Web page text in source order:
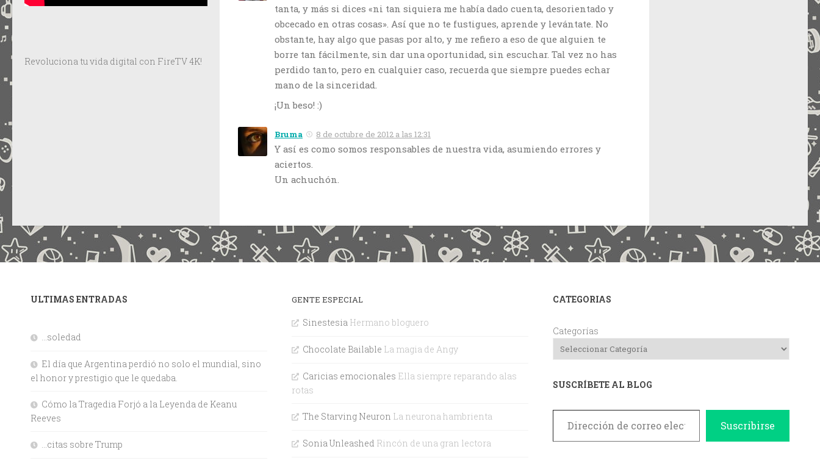
tanta, y más si dices «ni tan siquiera me había dado cuenta, desorientado y
obcecado en otras cosas». Así que no te fustigues, aprende y levántate. No
obstante, hay algo que pasas por alto, y me refiero a eso de que alguien te
borre tan fácilmente, sin dar una oportunidad, sin escuchar. Tal vez no has
perdido tanto, pero en cualquier caso, recuerda que siempre puedes echar
mano de la sinceridad.
¡Un beso! :)
Bruma 8 de octubre de 2012 a las 12:31
Y así es como somos responsables de nuestra vida, asumiendo errores y
aciertos.
Un achuchón.
Revoluciona tu vida digital con FireTV 4K!
ULTIMAS ENTRADAS
…soledad
El día que Argentina perdió no solo el mundial, sino
el honor y prestigio que le quedaba.
Cómo la Tragedia Forjó a la Leyenda de Keanu
Reeves
…citas sobre Trump
GENTE ESPECIAL
Sinestesia Hermano bloguero
Chocolate Bailable La magia de Angy
Caricias emocionales Ella siempre reparando alas
rotas
The Starving Neuron La neurona hambrienta
Sonia Unleashed Rincón de una gran lectora
CATEGORIAS
Categorías
SUSCRÍBETE AL BLOG
Dirección de correo electrónico
Suscribirse